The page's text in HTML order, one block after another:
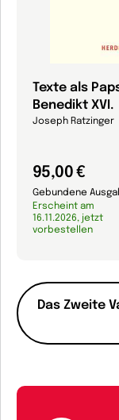
Das Zweite
Texte als
Benedikt XVI.
Joseph Ratzinger
95,00 €
Gebundene
Erscheint am
16.11.2026, jetzt
vorbestellen